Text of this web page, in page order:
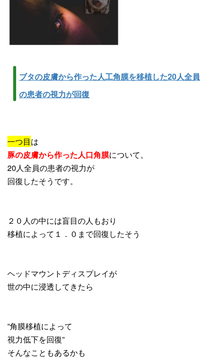
ブタの皮膚から作った人工角膜を移植した20人全員
の患者の視力が回復
一つ目は
豚の皮膚から作った人口角膜について。
20人全員の患者の視力が
回復したそうです。
２０人の中には盲目の人もおり
移植によって１．０まで回復したそう
ヘッドマウントディスプレイが
世の中に浸透してきたら
”角膜移植によって
視力低下を回復”
そんなこともあるかも